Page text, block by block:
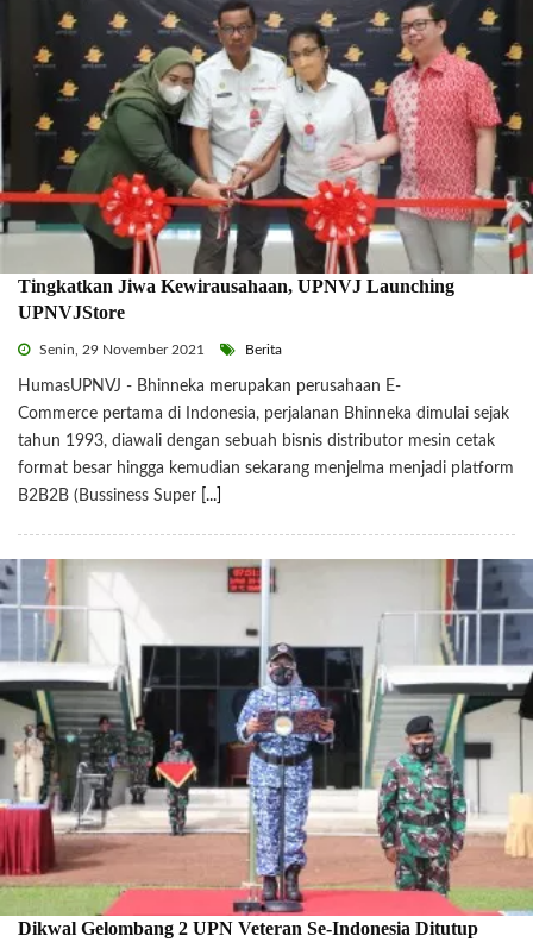
Tingkatkan Jiwa Kewirausahaan, UPNVJ Launching
UPNVJStore
Senin, 29 November 2021 Berita
HumasUPNVJ - Bhinneka merupakan perusahaan E-
Commerce pertama di Indonesia, perjalanan Bhinneka dimulai sejak
tahun 1993, diawali dengan sebuah bisnis distributor mesin cetak
format besar hingga kemudian sekarang menjelma menjadi platform
B2B2B (Bussiness Super [...]
Dikwal Gelombang 2 UPN Veteran Se-Indonesia Ditutup